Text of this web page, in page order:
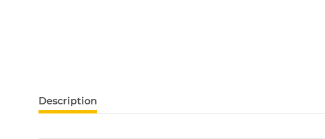
Description